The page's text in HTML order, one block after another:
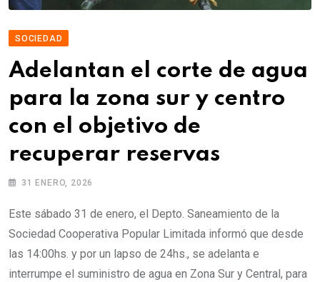
SOCIEDAD
Adelantan el corte de agua
para la zona sur y centro
con el objetivo de
recuperar reservas
31 ENERO, 2026
Este sábado 31 de enero, el Depto. Saneamiento de la
Sociedad Cooperativa Popular Limitada informó que desde
las 14:00hs. y por un lapso de 24hs., se adelanta e
interrumpe el suministro de agua en Zona Sur y Central, para